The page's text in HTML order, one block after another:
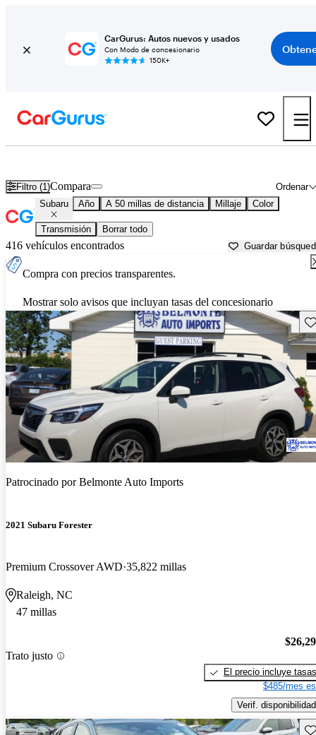
CarGurus: Autos nuevos y usados
Con Modo de concesionario
150K+
Filtro (1) Ordenar
Compara
Subaru Año A 50 millas de distancia Millaje Color
Transmisión Borrar todo
416 vehículos encontrados Guardar
Compra con precios transparentes.
Mostrar solo avisos que incluyan tasas del concesionario
Patrocinado porBelmonte Auto Imports
2021 Subaru Forester
Premium Crossover AWD 35,822 millas
Raleigh, NC
47 millas
Trato justo
El precio incluye tasas
$485/mes
Verif. disponibilidad